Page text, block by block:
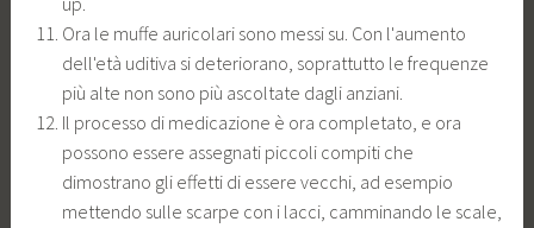
Ora le muffe auricolari sono messi su. Con l'aumento
dell'età uditiva si deteriorano, soprattutto le frequenze
più alte non sono più ascoltate dagli anziani.
Il processo di medicazione è ora completato, e ora
possono essere assegnati piccoli compiti che
dimostrano gli effetti di essere vecchi, ad esempio
mettendo sulle scarpe con i lacci, camminando le scale,